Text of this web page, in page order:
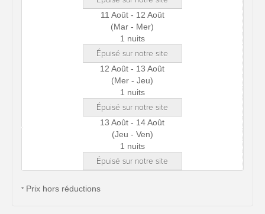
11 Août - 12 Août
(Mar - Mer)
1 nuits
Épuisé sur notre site
12 Août - 13 Août
(Mer - Jeu)
1 nuits
Épuisé sur notre site
13 Août - 14 Août
(Jeu - Ven)
1 nuits
Épuisé sur notre site
* Prix hors réductions